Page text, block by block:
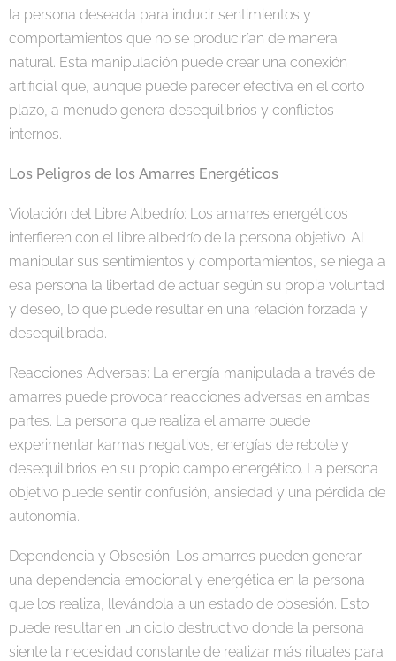
la persona deseada para inducir sentimientos y
comportamientos que no se producirían de manera
natural. Esta manipulación puede crear una conexión
artificial que, aunque puede parecer efectiva en el corto
plazo, a menudo genera desequilibrios y conflictos
internos.
Los Peligros de los Amarres Energéticos
Violación del Libre Albedrío: Los amarres energéticos
interfieren con el libre albedrío de la persona objetivo. Al
manipular sus sentimientos y comportamientos, se niega a
esa persona la libertad de actuar según su propia voluntad
y deseo, lo que puede resultar en una relación forzada y
desequilibrada.
Reacciones Adversas: La energía manipulada a través de
amarres puede provocar reacciones adversas en ambas
partes. La persona que realiza el amarre puede
experimentar karmas negativos, energías de rebote y
desequilibrios en su propio campo energético. La persona
objetivo puede sentir confusión, ansiedad y una pérdida de
autonomía.
Dependencia y Obsesión: Los amarres pueden generar
una dependencia emocional y energética en la persona
que los realiza, llevándola a un estado de obsesión. Esto
puede resultar en un ciclo destructivo donde la persona
siente la necesidad constante de realizar más rituales para